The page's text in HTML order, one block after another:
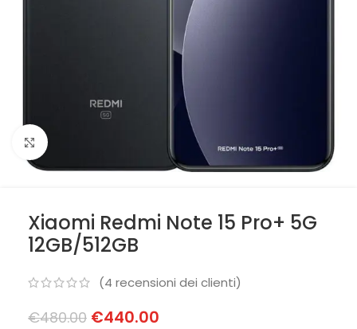
Clicca per ingrandire
Xiaomi Redmi Note 15 Pro+ 5G
12GB/512GB
(4 recensioni dei clienti)
€480.00 €440.00